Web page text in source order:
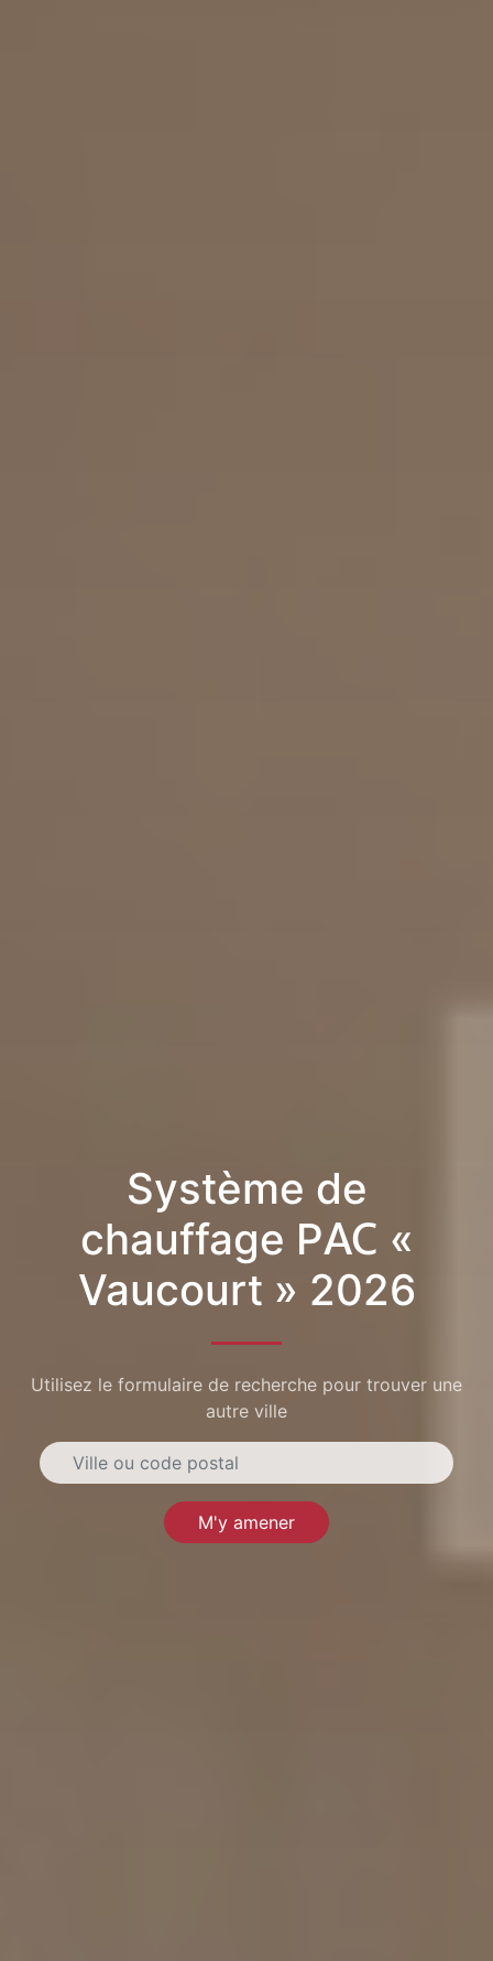
Système de
chauffage PAC «
Vaucourt » 2026
Utilisez le formulaire de recherche pour trouver une
autre ville
M'y amener